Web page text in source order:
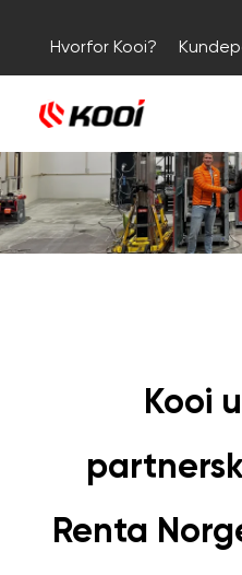
Hvorfor Kooi?
Kooi
Renta